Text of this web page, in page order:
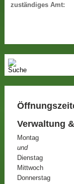
zuständiges Amt:
Verwaltung
Montag
und
Dienstag
Mittwoch
Donnerstag